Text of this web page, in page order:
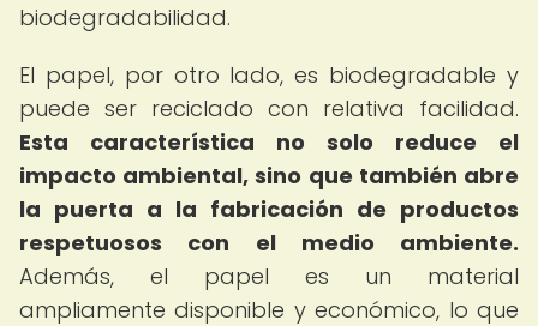
biodegradabilidad.
El papel, por otro lado, es biodegradable y
puede ser reciclado con relativa facilidad.
Esta característica no solo reduce el
impacto ambiental, sino que también abre
la puerta a la fabricación de productos
respetuosos con el medio ambiente.
Además, el papel es un material
ampliamente disponible y económico, lo que